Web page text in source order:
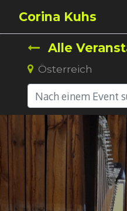
Corina Kuhs
Alle
Österreich